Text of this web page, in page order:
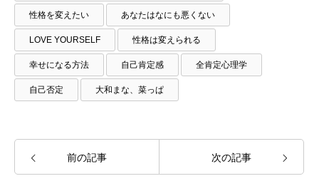
性格を変えたい あなたはなにも悪くない
LOVE YOURSELF 性格は変えられる
幸せになる方法 自己肯定感 全肯定心理学
自己否定 大和まな、菜っぱ
前の記事 次の記事